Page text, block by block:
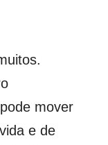
mover
e de